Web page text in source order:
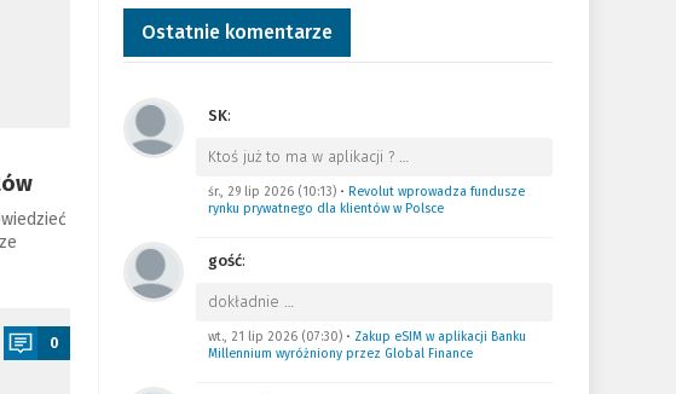
0
Ostatnie komentarze
SK:
Ktoś już to ma w aplikacji ?
śr., 29 lip 2026 (10:13)• Revolut wprowadza fundusze
rynku prywatnego dla klientów w Polsce
gość:
dokładnie
wt., 21 lip 2026 (07:30)• Zakup eSIM w aplikacji Banku
Millennium wyróżniony przez Global Finance